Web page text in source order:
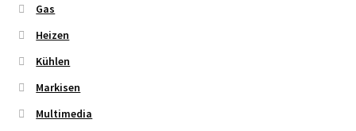
Gas
Heizen
Kühlen
Markisen
Multimedia